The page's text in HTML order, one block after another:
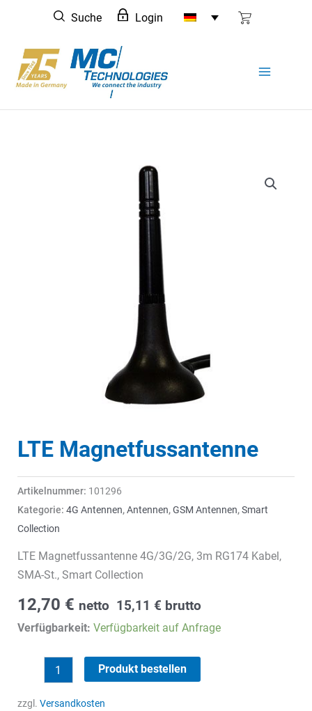
springen
Suche Login
LTE Magnetfussantenne
Artikelnummer: 101296
Kategorie: 4G Antennen,Antennen,GSM Antennen,Smart
Collection
LTE Magnetfussantenne 4G/3G/2G, 3m RG174 Kabel,
SMA-St., Smart Collection
12,70 € netto 15,11 € brutto
Verfügbarkeit: Verfügbarkeit auf Anfrage
Magnetfussantenne
Menge
Produkt bestellen
zzgl. Versandkosten